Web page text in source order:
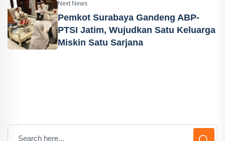
Next News
Pemkot Surabaya Gandeng ABP-
PTSI Jatim, Wujudkan Satu Keluarga
Miskin Satu Sarjana